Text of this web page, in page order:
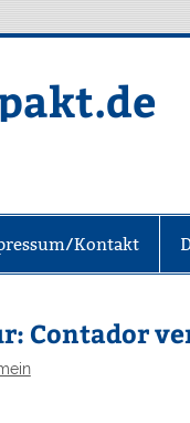
Kontakt
Contador